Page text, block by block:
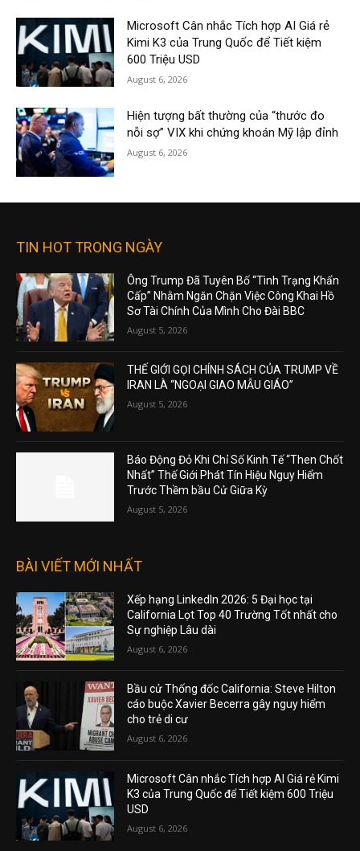
Microsoft Cân nhắc Tích hợp AI Giá rẻ
Kimi K3 của Trung Quốc để Tiết kiệm
600 Triệu USD
August 6, 2026
Hiện tượng bất thường của “thước đo
nỗi sợ” VIX khi chứng khoán Mỹ lập đỉnh
August 6, 2026
TIN HOT TRONG NGÀY
Ông Trump Đã Tuyên Bố “Tình Trạng Khẩn
Cấp” Nhằm Ngăn Chặn Việc Công Khai Hồ
Sơ Tài Chính Của Mình Cho Đài BBC
August 5, 2026
THẾ GIỚI GỌI CHÍNH SÁCH CỦA TRUMP VỀ
IRAN LÀ “NGOẠI GIAO MẪU GIÁO”
August 5, 2026
Báo Động Đỏ Khi Chỉ Số Kinh Tế “Then Chốt
Nhất” Thế Giới Phát Tín Hiệu Nguy Hiểm
Trước Thềm bầu Cử Giữa Kỳ
August 5, 2026
BÀI VIẾT MỚI NHẤT
Xếp hạng LinkedIn 2026: 5 Đại học tại
California Lọt Top 40 Trường Tốt nhất cho
Sự nghiệp Lâu dài
August 6, 2026
Bầu cử Thống đốc California: Steve Hilton
cáo buộc Xavier Becerra gây nguy hiểm
cho trẻ di cư
August 6, 2026
Microsoft Cân nhắc Tích hợp AI Giá rẻ Kimi
K3 của Trung Quốc để Tiết kiệm 600 Triệu
USD
August 6, 2026